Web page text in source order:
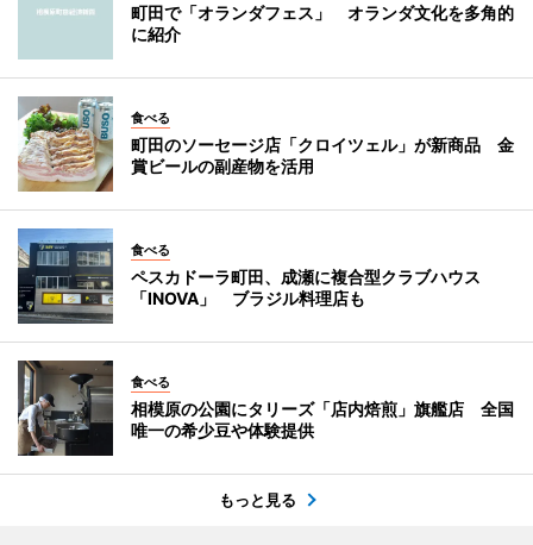
町田で「オランダフェス」 オランダ文化を多角的
に紹介
食べる
町田のソーセージ店「クロイツェル」が新商品 金
賞ビールの副産物を活用
食べる
ペスカドーラ町田、成瀬に複合型クラブハウス
「INOVA」 ブラジル料理店も
食べる
相模原の公園にタリーズ「店内焙煎」旗艦店 全国
唯一の希少豆や体験提供
もっと見る